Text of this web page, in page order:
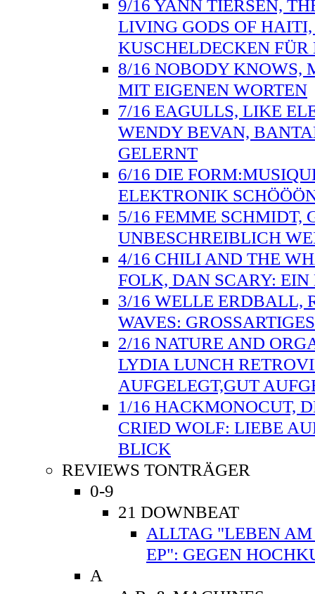
9/16 YANN TIERSEN,
LIVING GODS OF
KUSCHELDECKEN FÜR
8/16 NOBODY KNOWS,
MIT EIGENEN WORTEN
7/16 EAGULLS, LIKE
WENDY BEVAN,
GELERNT
6/16 DIE
ELEKTRONIK
5/16 FEMME SCHMIDT,
UNBESCHREIBLICH
4/16 CHILI AND THE
FOLK, DAN SCARY: EIN
3/16 WELLE ERDBALL,
WAVES:
2/16 NATURE AND
LYDIA LUNCH
AUFGELEGT,GUT
1/16 HACKMONOCUT,
CRIED WOLF: LIEBE
BLICK
REVIEWS TONTRÄGER
0-9
21 DOWNBEAT
ALLTAG "LEBEN AM
EP": GEGEN
A